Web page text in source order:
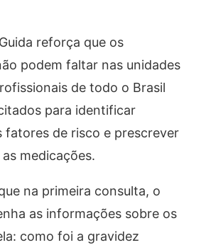
reforça que os
podem faltar nas unidades
de todo o Brasil
para identificar
fatores de risco e prescrever
medicações.
na primeira consulta, o
as informações sobre os
como foi a gravidez